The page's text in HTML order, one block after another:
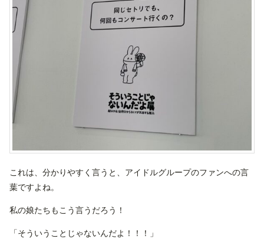
これは、分かりやすく言うと、アイドルグループのファンへの言
葉ですよね。
私の娘たちもこう言うだろう！
「そういうことじゃないんだよ！！！」